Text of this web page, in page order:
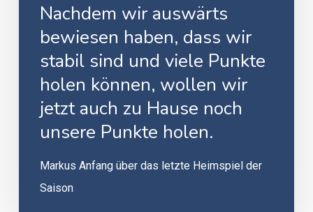
Nachdem wir auswärts
bewiesen haben, dass wir
stabil sind und viele Punkte
holen können, wollen wir
jetzt auch zu Hause noch
unsere Punkte holen.
Markus Anfang über das letzte Heimspiel der
Saison